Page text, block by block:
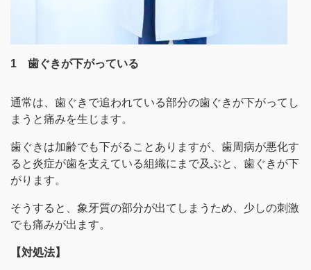
1 歯ぐきが下がっている
通常は、歯ぐきで追われている部分の歯ぐきが下がってし
まうと痛みを生じます。
歯ぐきは加齢でも下がることありますが、歯周病が悪化す
ると炎症が歯を支えている組織にまで及ぶと、歯ぐきが下
がります。
そうすると、象牙質の部分が出てしまうため、少しの刺激
でも痛みが出ます。
【対処法】